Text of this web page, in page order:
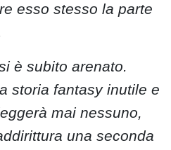
esso stesso la parte
è subito arenato.
storia fantasy inutile e
mai nessuno,
una seconda